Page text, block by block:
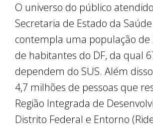
O universo do público
Secretaria de Estado da Saúde
contempla uma população de
de habitantes do DF, da qual
dependem do SUS. Além
4,7 milhões de pessoas que
Região Integrada de
Distrito Federal e Entorno